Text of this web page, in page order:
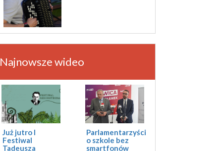
Najnowsze wideo
Już jutro I
Festiwal
Tadeusza
Parlamentarzyści
o szkole bez
smartfonów